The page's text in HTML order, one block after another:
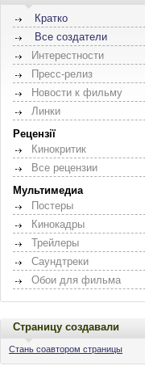
Кратко
Все создатели
Интерестности
Пресс-релиз
Новости к фильму
Линки
Рецензії
Кинокритик
Все рецензии
Мультимедиа
Постеры
Кинокадры
Трейлеры
Саундтреки
Обои для фильма
Страницу создавали
Стань соавтором страницы